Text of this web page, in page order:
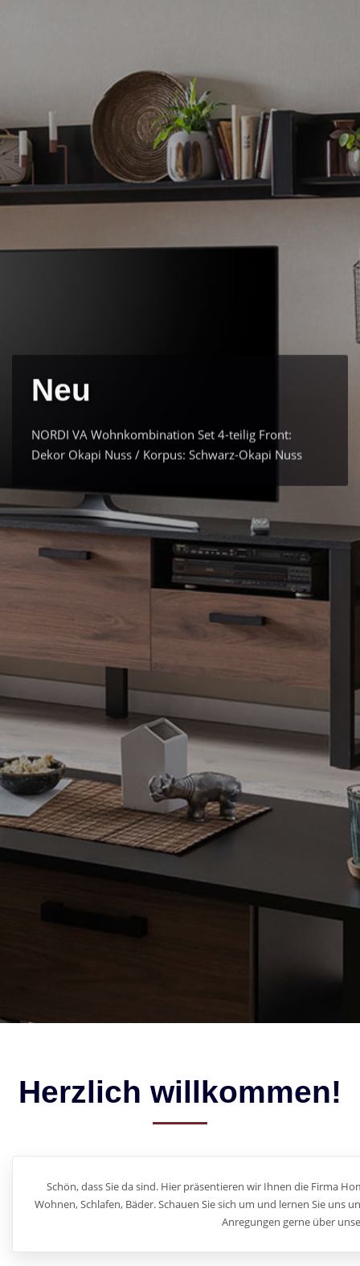
Neu
NORDI VA Wohnkombination Set 4-teilig Front:
Dekor Okapi Nuss / Korpus: Schwarz-Okapi Nuss
Herzlich willkommen!
Schön, dass Sie da sind. Hier präsentieren wir Ihnen die Firma
Wohnen, Schlafen, Bäder. Schauen Sie sich um und lernen Sie
Anregungen gerne über